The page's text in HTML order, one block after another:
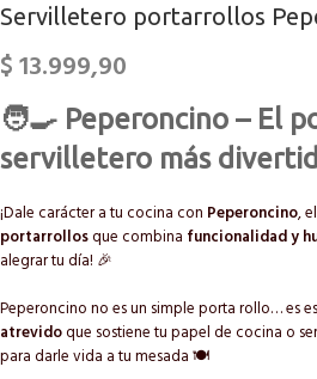
Servilletero portarrollos
$13.999,90
🧑‍🍳 Peperoncino – El
servilletero más
¡Dale carácter a tu cocina con Peperoncino,
portarrollosque combina funcionalidad y
alegrar tu día! 🎉
Peperoncino no es un simple porta rollo… es
atrevidoque sostiene tu papel de cocina o
para darle vida a tu mesada 🍽️